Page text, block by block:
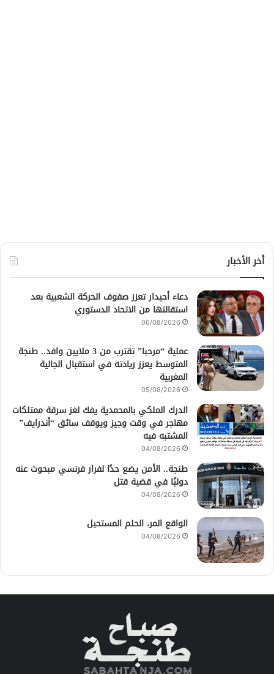
أخر الأخبار
دعاء أحيدار تعزز صفوف الحركة الشعبية بعد
استقالتها من الاتحاد الدستوري
06/08/2026
عملية “مرحبا” تقترب من 3 ملايين وافد.. طنجة
المتوسط يعزز ريادته في استقبال الجالية
المغربية
05/08/2026
الدرك الملكي بالمحمدية يفك لغز سرقة ممتلكات
مهاجر في وقت وجيز ويوقف سائق “أندرايف”
المشتبه فيه
04/08/2026
طنجة.. الأمن يضع حدًا لفرار فرنسي مبحوث عنه
دوليًا في قضية قتل
04/08/2026
الواقع المر، الحلم المستحيل
04/08/2026